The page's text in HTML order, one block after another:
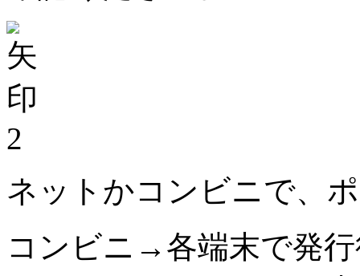
2
ネットかコンビニで、
コンビニ→各端末で発